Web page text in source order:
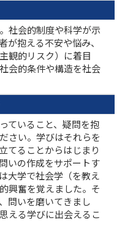
社会的制度や科学が示
が抱える不安や悩み、
観的リスク）に着目
会的条件や構造を社会
ていること、疑問を抱
さい。学びはそれらを
てることからはじまり
いの作成をサポートす
大学で社会学（を教え
興奮を覚えました。そ
問いを磨いてきまし
える学びに出会えるこ